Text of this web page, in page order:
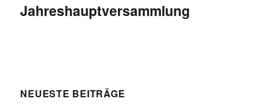
Nächster
Jahreshauptversammlung
NEUESTE BEITRÄGE